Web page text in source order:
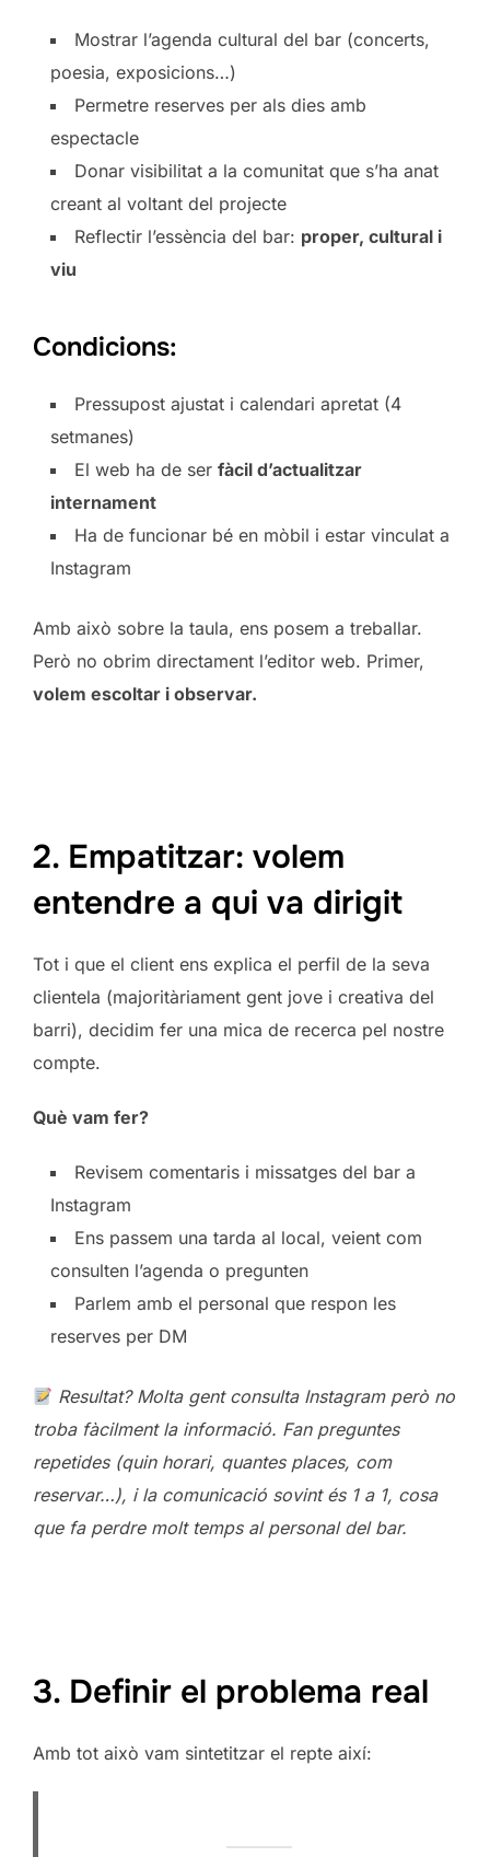
Mostrar l’agenda cultural del bar (concerts,
poesia, exposicions…)
Permetre reserves per als dies amb
espectacle
Donar visibilitat a la comunitat que s’ha anat
creant al voltant del projecte
Reflectir l’essència del bar: proper, cultural i
viu
Condicions:
Pressupost ajustat i calendari apretat (4
setmanes)
El web ha de ser fàcil d’actualitzar
internament
Ha de funcionar bé en mòbil i estar vinculat a
Instagram
Amb això sobre la taula, ens posem a treballar.
Però no obrim directament l’editor web. Primer,
volem escoltar i observar.
2. Empatitzar: volem
entendre a qui va dirigit
Tot i que el client ens explica el perfil de la seva
clientela (majoritàriament gent jove i creativa del
barri), decidim fer una mica de recerca pel nostre
compte.
Què vam fer?
Revisem comentaris i missatges del bar a
Instagram
Ens passem una tarda al local, veient com
consulten l’agenda o pregunten
Parlem amb el personal que respon les
reserves per DM
Resultat? Molta gent consulta Instagram però no
troba fàcilment la informació. Fan preguntes
repetides (quin horari, quantes places, com
reservar…), i la comunicació sovint és 1 a 1, cosa
que fa perdre molt temps al personal del bar.
3. Definir el problema real
Amb tot això vam sintetitzar el repte així: